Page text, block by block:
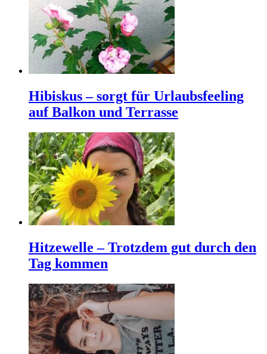
Hibiskus – sorgt für Urlaubsfeeling
auf Balkon und Terrasse
Hitzewelle – Trotzdem gut durch den
Tag kommen